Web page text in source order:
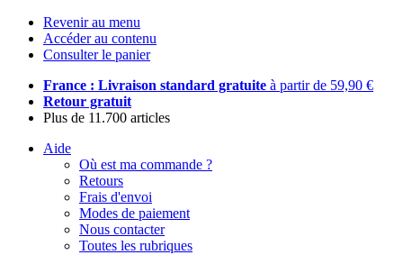
Revenir au menu
Accéder au contenu
Consulter le panier
France : Livraison standard gratuite à partir de 59,90 €
Retour gratuit
Plus de 11.700 articles
Aide
Où est ma commande ?
Retours
Frais d'envoi
Modes de paiement
Nous contacter
Toutes les rubriques